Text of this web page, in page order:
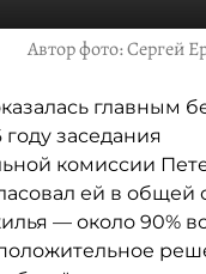
Автор фото:Сергей
главным
году заседания
комиссии
ей в общей
— около 90%